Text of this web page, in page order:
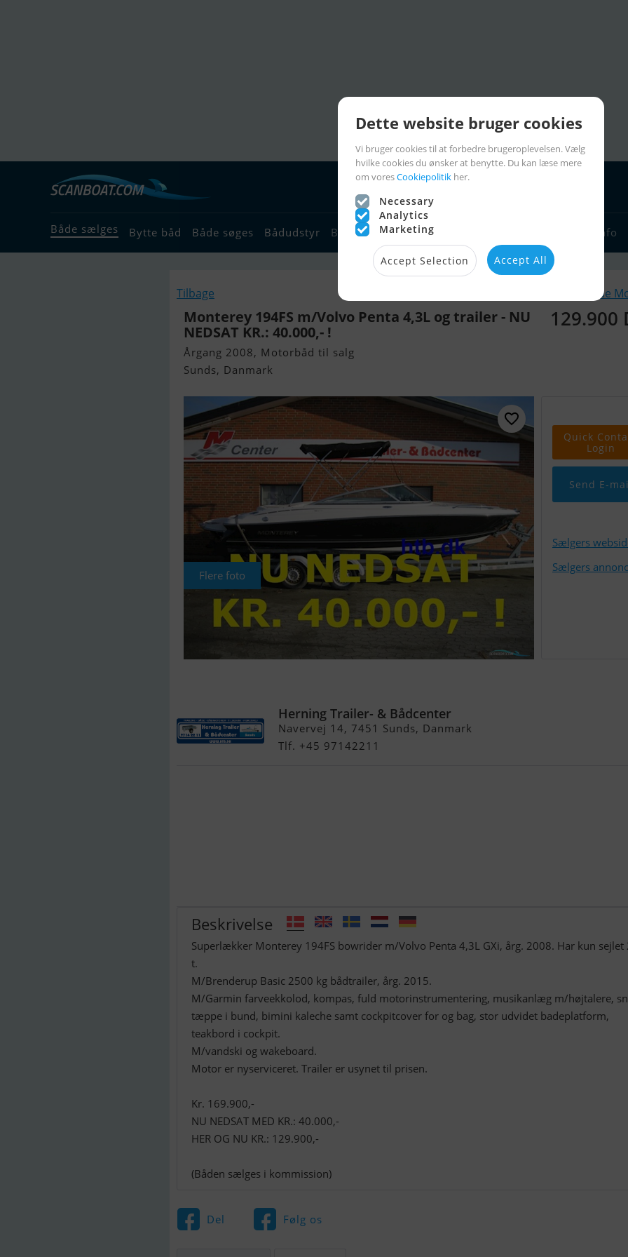
Både sælges Bytte båd Både søges Bådudstyr Bådforhandlere Sejlerlinks Sejlerinfo
Tilbage Lignende
Monterey 194FS m/Volvo Penta 4,3L og trailer - NU
NEDSAT KR.: 40.000,- !
Årgang 2008, Motorbåd til salg
Sunds, Danmark
129.900
Flere foto
Quick
Login
Send E-
Sælgers
Sælgers
Herning Trailer- & Bådcenter
Navervej 14, 7451 Sunds, Danmark
Tlf. +45 97142211
Beskrivelse
Superlækker Monterey 194FS bowrider m/Volvo Penta 4,3L GXi, årg. 2008. Har kun sejlet
t.
M/Brenderup Basic 2500 kg bådtrailer, årg. 2015.
M/Garmin farveekkolod, kompas, fuld motorinstrumentering, musikanlæg m/højtalere,
tæppe i bund, bimini kaleche samt cockpitcover for og bag, stor udvidet badeplatform,
teakbord i cockpit.
M/vandski og wakeboard.
Motor er nyserviceret. Trailer er usynet til prisen.
Kr. 169.900,-
NU NEDSAT MED KR.: 40.000,-
HER OG NU KR.: 129.900,-
(Båden sælges i kommission)
Del Følg os
Dette website bruger cookies
Vi bruger cookies til at forbedre brugeroplevelsen. Vælg
hvilke cookies du ønsker at benytte. Du kan læse mere
om voresCookiepolitik her.
Necessary
Analytics
Marketing
Accept Selection Accept All